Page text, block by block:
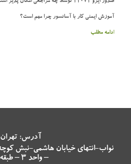
آموزش ایمنی کار با آسانسور چرا مهم است؟
ادامه مطلب
آدرس: تهران
– واحد 3 – طبقه 2